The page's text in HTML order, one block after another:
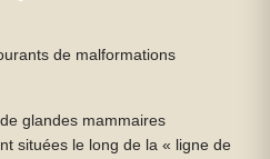
de malformations
glandes mammaires
situées le long de la « ligne de